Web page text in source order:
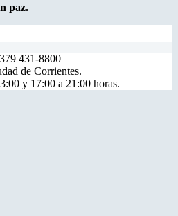
paz.
431-8800
de Corrientes.
y 17:00 a 21:00 horas.